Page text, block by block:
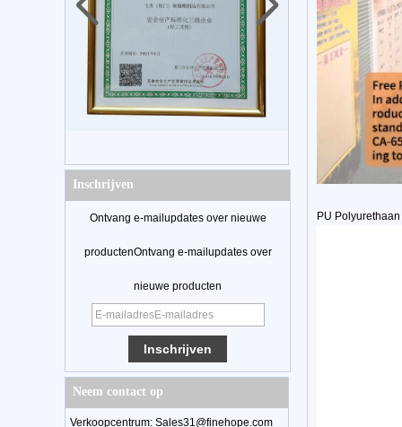
Inschrijven
Ontvang e-mailupdates over nieuwe
productenOntvang e-mailupdates over
nieuwe producten
Neem contact op
Verkoopcentrum: Sales31@finehope.com
PU